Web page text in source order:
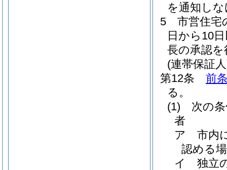
を通知し
5
市営住宅
日から10
長の承認
(連帯保証
第12条
前
る。
(1)
次の
者
ア
市内
認める
イ
独立